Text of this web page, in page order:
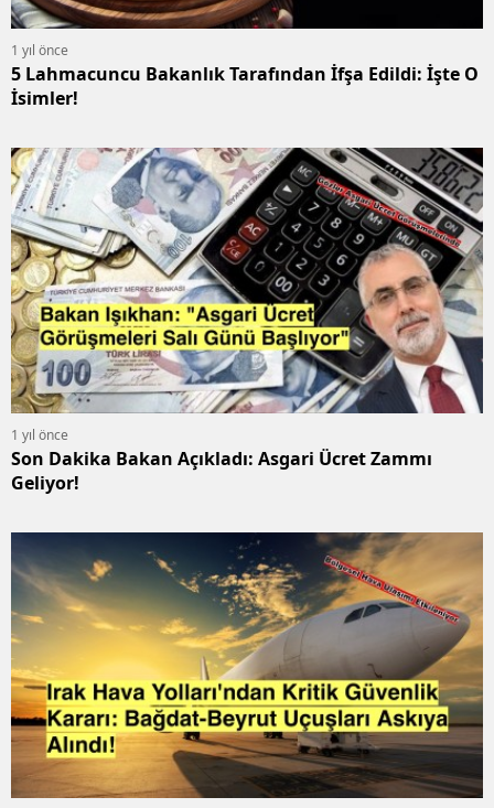
1 yıl önce
5 Lahmacuncu Bakanlık Tarafından İfşa Edildi: İşte O
İsimler!
1 yıl önce
Son Dakika Bakan Açıkladı: Asgari Ücret Zammı
Geliyor!